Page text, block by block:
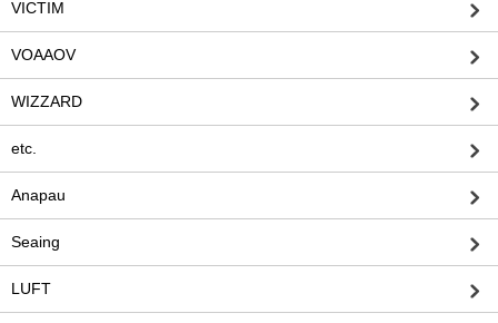
VICTIM
VOAAOV
WIZZARD
etc.
Anapau
Seaing
LUFT